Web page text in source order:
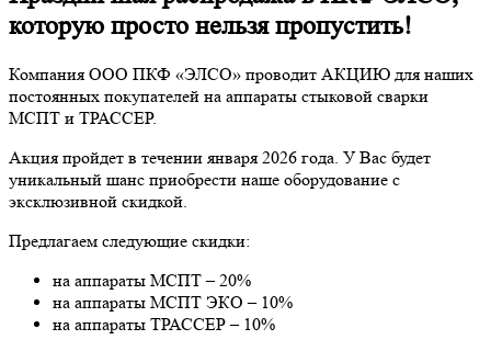
которую просто нельзя пропустить!
Компания ООО ПКФ «ЭЛСО» проводит АКЦИЮ для наших
постоянных покупателей на аппараты стыковой сварки
МСПТ и ТРАССЕР.
Акция пройдет в течении января 2026 года. У Вас будет
уникальный шанс приобрести наше оборудование с
эксклюзивной скидкой.
Предлагаем следующие скидки:
на аппараты МСПТ – 20%
на аппараты МСПТ ЭКО – 10%
на аппараты ТРАССЕР – 10%